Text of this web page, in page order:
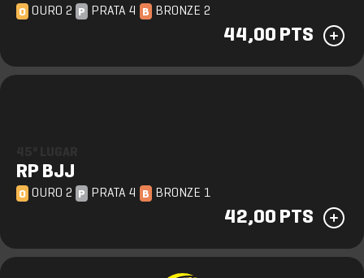
O OURO 2 P PRATA 4 B BRONZE 2
44,00 PTS
RP BJJ
O OURO 2 P PRATA 4 B BRONZE 1
42,00 PTS